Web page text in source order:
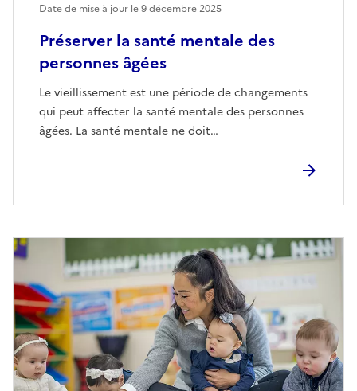
Préserver la santé mentale des
personnes âgées
Le vieillissement est une période de changements
qui peut affecter la santé mentale des personnes
âgées. La santé mentale ne doit…
Date de mise à jour le9 décembre 2025